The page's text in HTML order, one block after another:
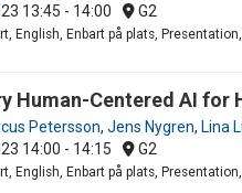
13:45 - 14:00 G2
English, Enbart på plats,
Human-Centered AI for
Petersson, Jens Nygren, Lina
14:00 - 14:15 G2
English, Enbart på plats,